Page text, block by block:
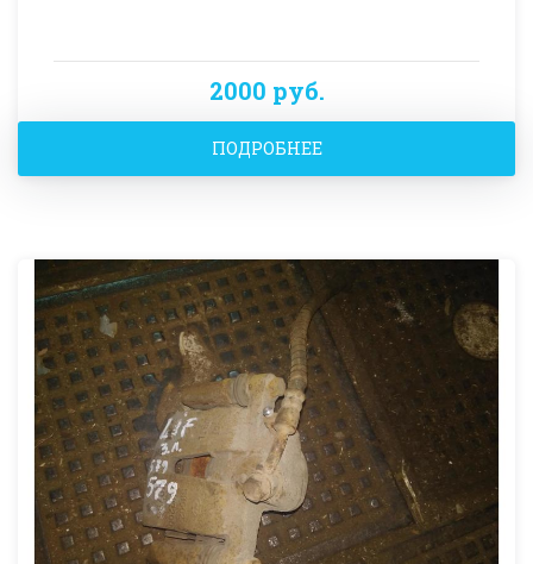
2000 руб.
ПОДРОБНЕЕ